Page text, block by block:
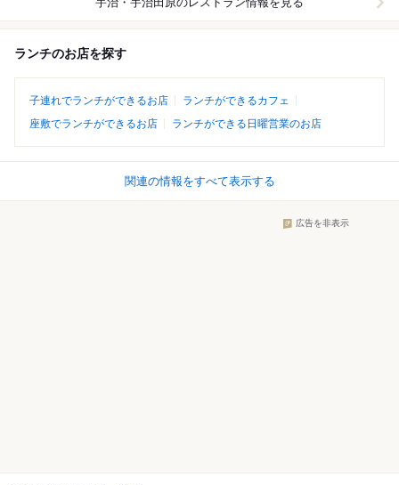
ランチのお店を探す
子連れでランチができるお店
ランチができるカフェ
座敷でランチができるお店
ランチができる日曜営業のお店
関連の情報をすべて表示する
広告を非表示